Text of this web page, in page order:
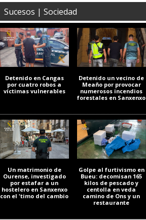
Sucesos | Sociedad
Detenido en Cangas
por cuatro robos a
víctimas vulnerables
Detenido un vecino de
Meaño por provocar
numerosos incendios
forestales en Sanxenxo
Un matrimonio de
Ourense, investigado
por estafar a un
hostelero en Sanxenxo
con el 'timo del cambio
Golpe al furtivismo en
Bueu: decomisan 165
kilos de pescado y
centolla en veda
camino de Ons y un
restaurante